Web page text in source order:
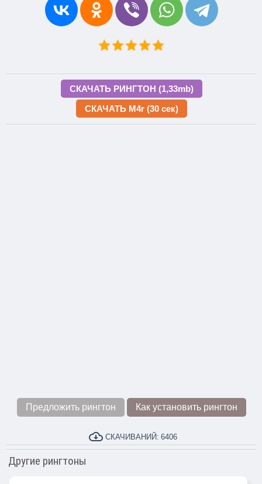
СКАЧАТЬ РИНГТОН (1,33mb)
СКАЧАТЬ M4r (30 сек)
Предложить рингтон Как установить рингтон
СКАЧИВАНИЙ: 6406
Другие рингтоны